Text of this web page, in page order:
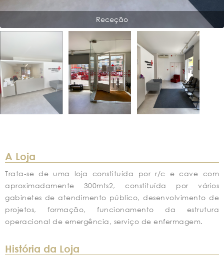
Receção
A Loja
Trata-se de uma loja constituída por r/c e cave com
aproximadamente 300mts2, constituída por vários
gabinetes de atendimento público, desenvolvimento de
projetos, formação, funcionamento da estrutura
operacional de emergência, serviço de enfermagem.
História da Loja